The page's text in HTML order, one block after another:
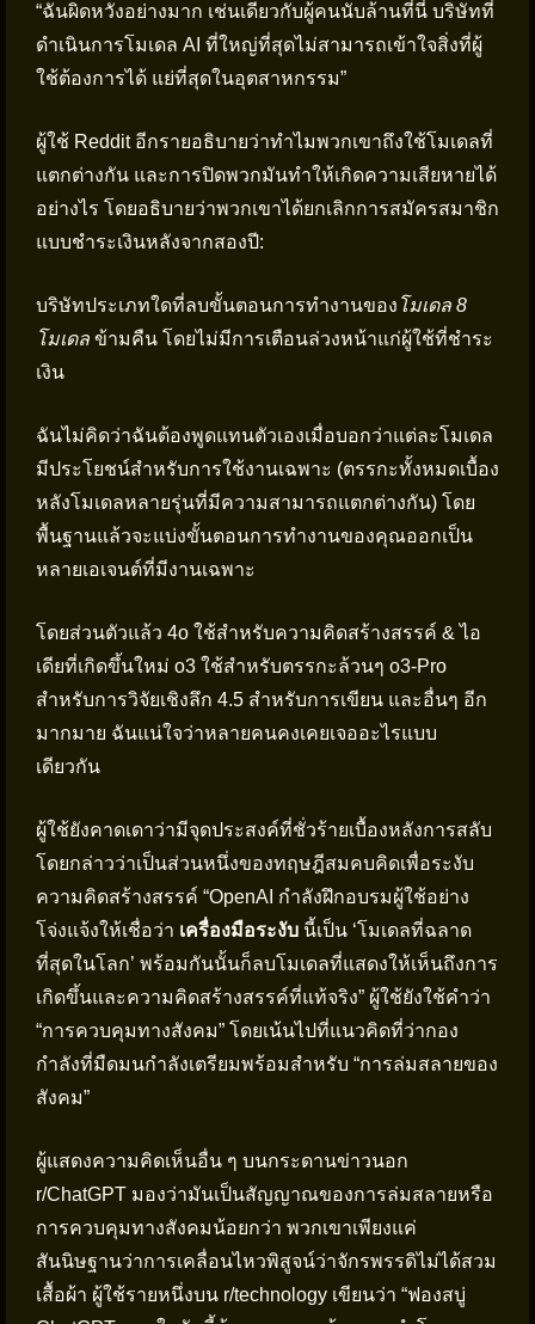
“ฉันผิดหวังอย่างมาก เช่นเดียวกับผู้คนนับล้านที่นี่ บริษัทที่
ดำเนินการโมเดล AI ที่ใหญ่ที่สุดไม่สามารถเข้าใจสิ่งที่ผู้
ใช้ต้องการได้ แย่ที่สุดในอุตสาหกรรม”
ผู้ใช้ Reddit อีกรายอธิบายว่าทำไมพวกเขาถึงใช้โมเดลที่
แตกต่างกัน และการปิดพวกมันทำให้เกิดความเสียหายได้
อย่างไร โดยอธิบายว่าพวกเขาได้ยกเลิกการสมัครสมาชิก
แบบชำระเงินหลังจากสองปี:
บริษัทประเภทใดที่ลบขั้นตอนการทำงานของ โมเดล 8
โมเดล ข้ามคืน โดยไม่มีการเตือนล่วงหน้าแก่ผู้ใช้ที่ชำระ
เงิน
ฉันไม่คิดว่าฉันต้องพูดแทนตัวเองเมื่อบอกว่าแต่ละโมเดล
มีประโยชน์สำหรับการใช้งานเฉพาะ (ตรรกะทั้งหมดเบื้อง
หลังโมเดลหลายรุ่นที่มีความสามารถแตกต่างกัน) โดย
พื้นฐานแล้วจะแบ่งขั้นตอนการทำงานของคุณออกเป็น
หลายเอเจนต์ที่มีงานเฉพาะ
โดยส่วนตัวแล้ว 4o ใช้สำหรับความคิดสร้างสรรค์ & ไอ
เดียที่เกิดขึ้นใหม่ o3 ใช้สำหรับตรรกะล้วนๆ o3-Pro
สำหรับการวิจัยเชิงลึก 4.5 สำหรับการเขียน และอื่นๆ อีก
มากมาย ฉันแน่ใจว่าหลายคนคงเคยเจออะไรแบบ
เดียวกัน
ผู้ใช้ยังคาดเดาว่ามีจุดประสงค์ที่ชั่วร้ายเบื้องหลังการสลับ
โดยกล่าวว่าเป็นส่วนหนึ่งของทฤษฎีสมคบคิดเพื่อระงับ
ความคิดสร้างสรรค์ “OpenAI กำลังฝึกอบรมผู้ใช้อย่าง
โจ่งแจ้งให้เชื่อว่า เครื่องมือระงับ นี้เป็น ‘โมเดลที่ฉลาด
ที่สุดในโลก’ พร้อมกันนั้นก็ลบโมเดลที่แสดงให้เห็นถึงการ
เกิดขึ้นและความคิดสร้างสรรค์ที่แท้จริง” ผู้ใช้ยังใช้คำว่า
“การควบคุมทางสังคม” โดยเน้นไปที่แนวคิดที่ว่ากอง
กำลังที่มืดมนกำลังเตรียมพร้อมสำหรับ “การล่มสลายของ
สังคม”
ผู้แสดงความคิดเห็นอื่น ๆ บนกระดานข่าวนอก
r/ChatGPT มองว่ามันเป็นสัญญาณของการล่มสลายหรือ
การควบคุมทางสังคมน้อยกว่า พวกเขาเพียงแค่
สันนิษฐานว่าการเคลื่อนไหวพิสูจน์ว่าจักรพรรดิไม่ได้สวม
เสื้อผ้า ผู้ใช้รายหนึ่งบน r/technology เขียนว่า “ฟองสบู่